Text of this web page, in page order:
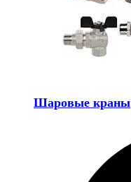
Шаровые краны